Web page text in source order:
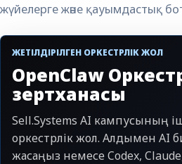
жүйелерге және қауымдастық
ЖЕТІЛДІРІЛГЕН ОРКЕСТРЛІК ЖОЛ
OpenClaw
зертханасы
Sell.Systems AI кампусының
оркестрлік жол. Алдымен AI
жасаңыз немесе Codex,